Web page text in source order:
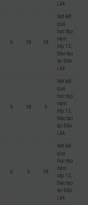
Lắk
6 18 18
Xét kết
quả
học tập
năm
lớp 12;
Đào tạo
tại Đắk
Lắk
6 18 6
Xét kết
quả
học tập
năm
lớp 12;
Đào tạo
tại Đắk
Lắk
6 6 18
Xét kết
quả
học tập
năm
lớp 12;
Đào tạo
tại Đắk
Lắk